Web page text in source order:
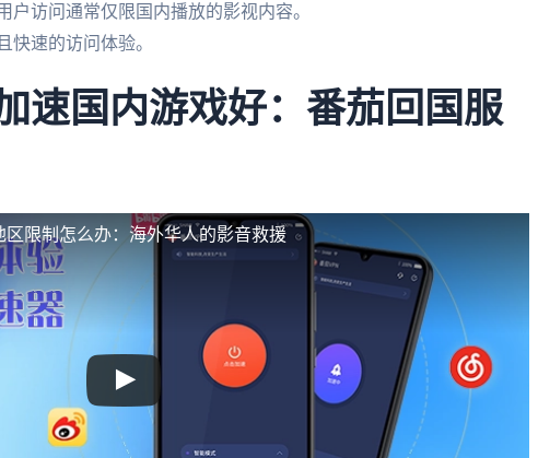
户访问通常仅限国内播放的影视内容。
快速的访问体验。
速国内游戏好：番茄回国服
区限制怎么办：海外华人的影音救援